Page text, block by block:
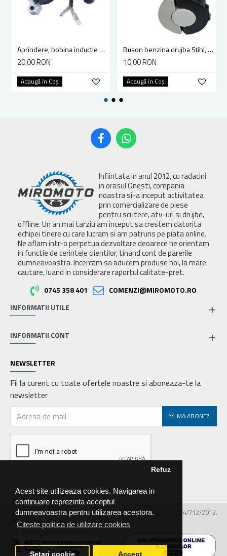
Acest site utilizeaza cookies. Navigarea in
continuare reprezinta acceptul
dumneavoastra pentru utilizarea acestora.
Citeste politica de utilizare cookies
Refuz
Setari cookie Accept
Aprindere, bobina inductie motocoasa chinezeasca TL43 TL 52, Ruris Dac 210, Dac 310
20,00 RON
Adaugă în Coş
Buson benzina drujba Stihl, model cu clapeta
10,00 RON
Adaugă în Coş
Infiintata in anul 2012, cu radacini
in orasul Onesti, compania
noastra si-a inceput activitatea
prin comercializare de piese
pentru scutere, atv-uri si drujbe,
offline. Un an mai tarziu am inceput sa crestem datorita
echipei tinere cu care lucram si am patruns pe piata online.
Ne aflam intr-o perpetua dezvoltare deoarece ne orientam
in functie de cerintele clientilor, tinand cont de parerile
dumneavoastra. Incercam sa aducem produse noi, la mare
cautare, luand in considerare raportul calitate-pret.
0745 358 401
COMENZI@MIROMOTO.RO
INFORMATII UTILE
INFORMATII CONT
NEWSLETTER
Fii la curent cu toate ofertele noastre si aboneaza-te la
newsletter
MA ABONEZ!
© 2026 MIRALEX PARTS SRL, CIF: RO30468586, Nr.reg.com: J04/712/2012.
All Rights Reserved - by DevPro.ro